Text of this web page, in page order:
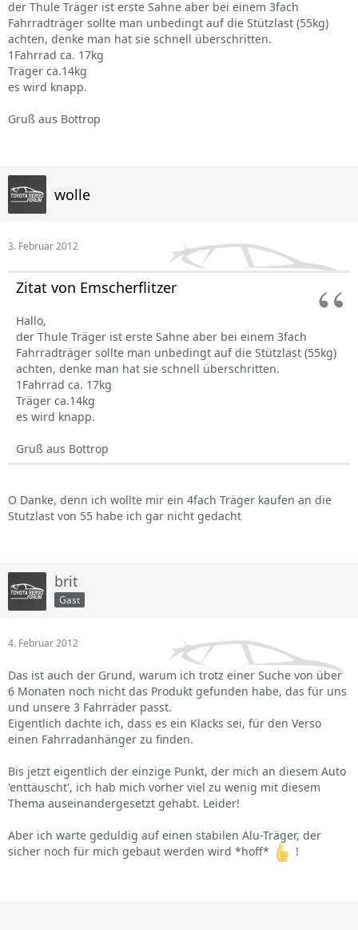
der Thule Träger ist erste Sahne aber bei einem 3fach
Fahrradträger sollte man unbedingt auf die Stützlast (55kg)
achten, denke man hat sie schnell überschritten.
1Fahrrad ca. 17kg
Träger ca.14kg
es wird knapp.
Gruß aus Bottrop
wolle
3. Februar 2012
Zitat von Emscherflitzer
Hallo,
der Thule Träger ist erste Sahne aber bei einem 3fach
Fahrradträger sollte man unbedingt auf die Stützlast (55kg)
achten, denke man hat sie schnell überschritten.
1Fahrrad ca. 17kg
Träger ca.14kg
es wird knapp.
Gruß aus Bottrop
O Danke, denn ich wollte mir ein 4fach Träger kaufen an die
Stutzlast von 55 habe ich gar nicht gedacht
brit
Gast
4. Februar 2012
Das ist auch der Grund, warum ich trotz einer Suche von über
6 Monaten noch nicht das Produkt gefunden habe, das für uns
und unsere 3 Fahrräder passt.
Eigentlich dachte ich, dass es ein Klacks sei, für den Verso
einen Fahrradanhänger zu finden.
Bis jetzt eigentlich der einzige Punkt, der mich an diesem Auto
'enttäuscht', ich hab mich vorher viel zu wenig mit diesem
Thema auseinandergesetzt gehabt. Leider!
Aber ich warte geduldig auf einen stabilen Alu-Träger, der
sicher noch für mich gebaut werden wird *hoff*
!